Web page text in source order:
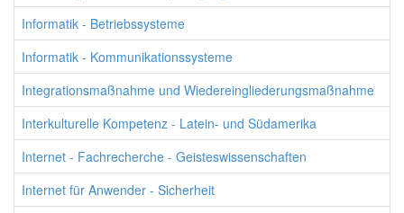
Informatik - Betriebssysteme
Informatik - Kommunikationssysteme
Integrationsmaßnahme und Wiedereingliederungsmaßnahme
Interkulturelle Kompetenz - Latein- und Südamerika
Internet - Fachrecherche - Geisteswissenschaften
Internet für Anwender - Sicherheit